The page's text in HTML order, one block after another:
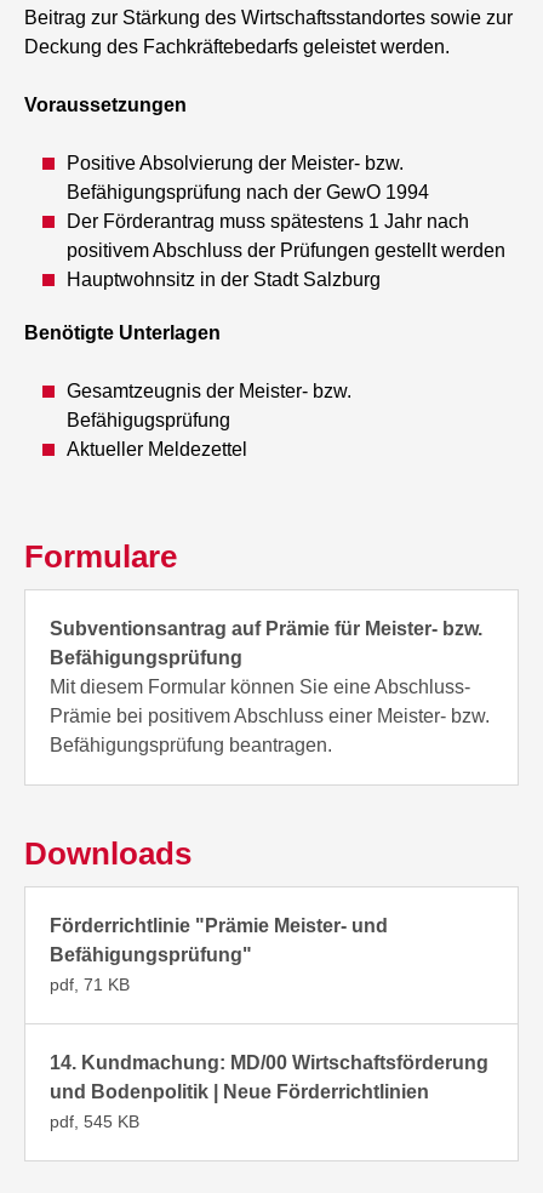
Beitrag zur Stärkung des Wirtschaftsstandortes sowie zur
Deckung des Fachkräftebedarfs geleistet werden.
Voraussetzungen
Positive Absolvierung der Meister- bzw.
Befähigungsprüfung nach der GewO 1994
Der Förderantrag muss spätestens 1 Jahr nach
positivem Abschluss der Prüfungen gestellt werden
Hauptwohnsitz in der Stadt Salzburg
Benötigte Unterlagen
Gesamtzeugnis der Meister- bzw.
Befähigugsprüfung
Aktueller Meldezettel
Formulare
Subventionsantrag auf Prämie für Meister- bzw.
Befähigungsprüfung
Mit diesem Formular können Sie eine Abschluss-
Prämie bei positivem Abschluss einer Meister- bzw.
Befähigungsprüfung beantragen.
Downloads
Förderrichtlinie "Prämie Meister- und
Befähigungsprüfung"
pdf, 71 KB
14. Kundmachung: MD/00 Wirtschaftsförderung
und Bodenpolitik | Neue Förderrichtlinien
pdf, 545 KB